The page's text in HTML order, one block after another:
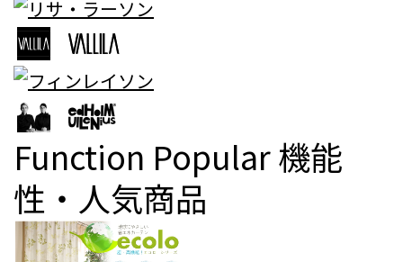
Function Popular機能
性・人気商品